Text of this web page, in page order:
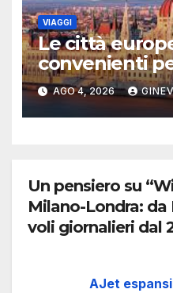
VIAGGI
Le città
convenienti
estiva
AGO 4, 2026
Un pensiero su
Milano-Londra:
voli giornalieri dal
AJet